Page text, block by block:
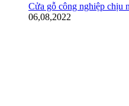
Cửa gỗ công nghiệp chịu
06,08,2022